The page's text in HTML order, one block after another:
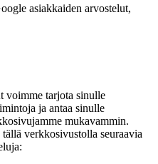
asiakkaiden arvostelut,
voimme tarjota sinulle
ja antaa sinulle
mukavammin.
verkkosivustolla seuraavia